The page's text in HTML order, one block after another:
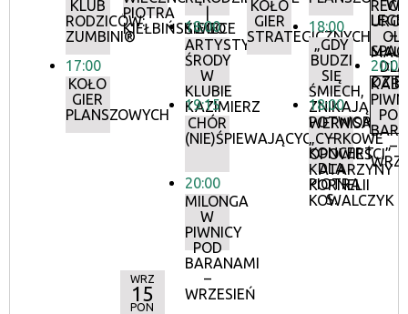
KLUB
RODZICÓW:
ZUMBINI®
17:00
KOŁO
GIER
PLANSZOWYCH
PIOTRA
KIEŁBIŃSKIEGO
|
ŚWIECE
18:00
ARTYSTYCZNE
ŚRODY
W
KLUBIE
KAZIMIERZ
19:15
CHÓR
(NIE)ŚPIEWAJĄCYCH
20:00
MILONGA
W
PIWNICY
POD
BARANAMI
–
WRZESIEŃ
KOŁO
GIER
STRATEGICZNYCH
18:00
„GDY
BUDZI
SIĘ
ŚMIECH,
ZNIKAJĄ
POTWORY”
–
KONCERT
DLA
PIOTRA
S.
18:00
WERNISAŻ:
„CYRKOWE
OPOWIEŚCI”
KATARZYNY
KORNELII
KOWALCZYK
W
–
DLA
OLI
20:00
POD
–
WRZ
15
PON